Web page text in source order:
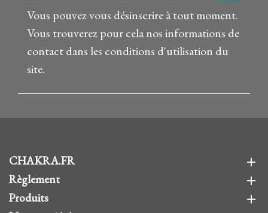
Vous pouvez vous désinscrire à tout moment.
Vous trouverez pour cela nos informations de
contact dans les conditions d'utilisation du
site.
CHAKRA.FR add
Règlement add
Produits add